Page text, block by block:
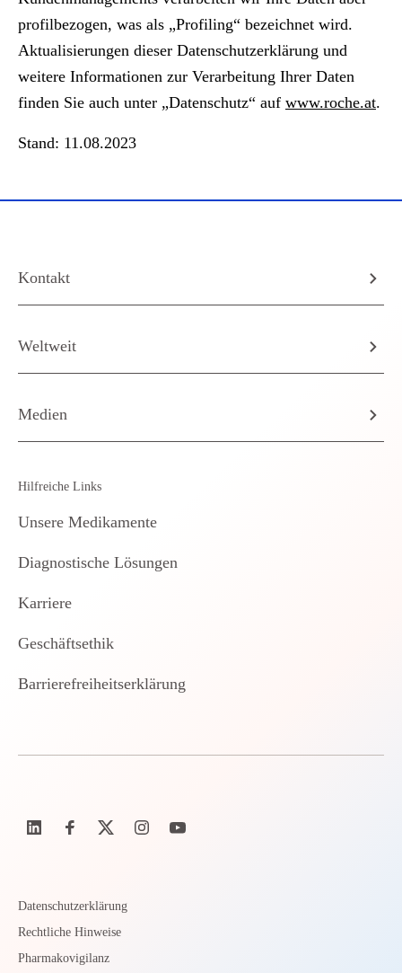
profilbezogen, was als „Profiling“ bezeichnet wird.
Aktualisierungen dieser Datenschutzerklärung und
weitere Informationen zur Verarbeitung Ihrer Daten
finden Sie auch unter „Datenschutz“ auf www.roche.at.
Stand: 11.08.2023
Kontakt
Weltweit
Medien
Hilfreiche Links
Unsere Medikamente
Diagnostische Lösungen
Karriere
Geschäftsethik
Barrierefreiheitserklärung
Datenschutzerklärung
Rechtliche Hinweise
Pharmakovigilanz